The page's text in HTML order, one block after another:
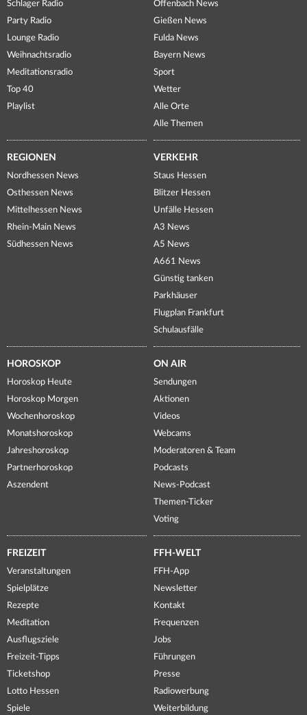
Schlager Radio
Party Radio
Lounge Radio
Weihnachtsradio
Meditationsradio
Top 40
Playlist
Offenbach News
Gießen News
Fulda News
Bayern News
Sport
Wetter
Alle Orte
Alle Themen
REGIONEN
Nordhessen News
Osthessen News
Mittelhessen News
Rhein-Main News
Südhessen News
VERKEHR
Staus Hessen
Blitzer Hessen
Unfälle Hessen
A3 News
A5 News
A661 News
Günstig tanken
Parkhäuser
Flugplan Frankfurt
Schulausfälle
HOROSKOP
Horoskop Heute
Horoskop Morgen
Wochenhoroskop
Monatshoroskop
Jahreshoroskop
Partnerhoroskop
Aszendent
ON AIR
Sendungen
Aktionen
Videos
Webcams
Moderatoren & Team
Podcasts
News-Podcast
Themen-Ticker
Voting
FREIZEIT
Veranstaltungen
Spielplätze
Rezepte
Meditation
Ausflugsziele
Freizeit-Tipps
Ticketshop
Lotto Hessen
Spiele
FFH-WELT
FFH-App
Newsletter
Kontakt
Frequenzen
Jobs
Führungen
Presse
Radiowerbung
Weiterbildung